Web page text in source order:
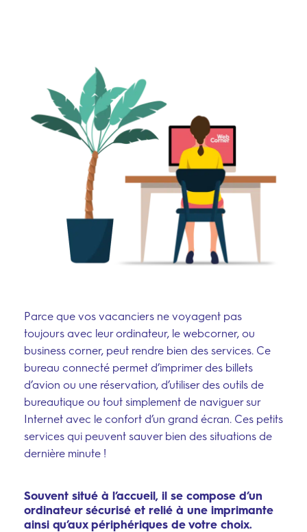
Parce que vos vacanciers ne voyagent pas
toujours avec leur ordinateur, le webcorner, ou
business corner, peut rendre bien des services. Ce
bureau connecté permet d’imprimer des billets
d’avion ou une réservation, d’utiliser des outils de
bureautique ou tout simplement de naviguer sur
Internet avec le confort d’un grand écran. Ces petits
services qui peuvent sauver bien des situations de
dernière minute !
Souvent situé à l’accueil, il se compose d’un
ordinateur sécurisé et relié à une imprimante
ainsi qu’aux périphériques de votre choix.